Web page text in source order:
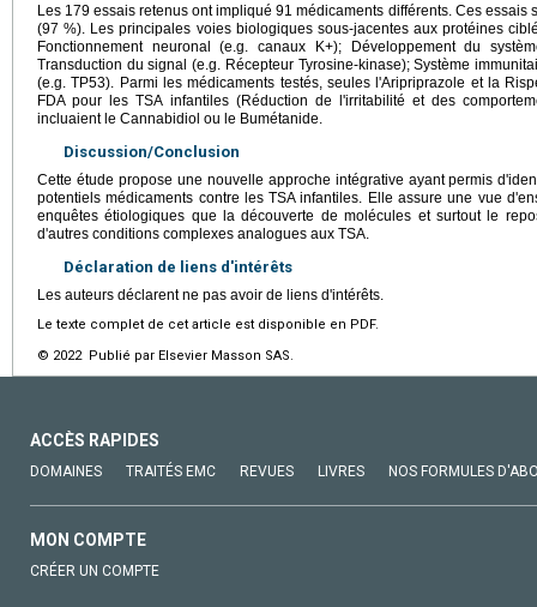
Les 179 essais retenus ont impliqué 91 médicaments différents. Ces essais
(97 %). Les principales voies biologiques sous-jacentes aux protéines
Fonctionnement neuronal (e.g. canaux K+); Développement du
Transduction du signal (e.g. Récepteur Tyrosine-kinase); Système
(e.g. TP53). Parmi les médicaments testés, seules l'Aripriprazole et la
FDA pour les TSA infantiles (Réduction de l'irritabilité et des
incluaient le Cannabidiol ou le Bumétanide.
Discussion/Conclusion
Cette étude propose une nouvelle approche intégrative ayant permis
potentiels médicaments contre les TSA infantiles. Elle assure une vue
enquêtes étiologiques que la découverte de molécules et surtout le
d'autres conditions complexes analogues aux TSA.
Déclaration de liens d'intérêts
Les auteurs déclarent ne pas avoir de liens d'intérêts.
Le texte complet de cet article est disponible en PDF.
© 2022 Publié par Elsevier Masson SAS.
ACCÈS RAPIDES
DOMAINES TRAITÉS EMC REVUES LIVRES NOS FORMULES
MON COMPTE
CRÉER UN COMPTE